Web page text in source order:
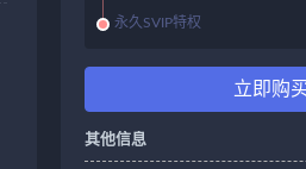
永久SVIP特权
立即购
其他信息